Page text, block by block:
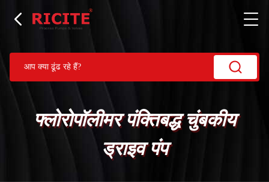
फ्लोरोपॉलीमर पंक्तिबद्ध चुंबकीय
ड्राइव पंप